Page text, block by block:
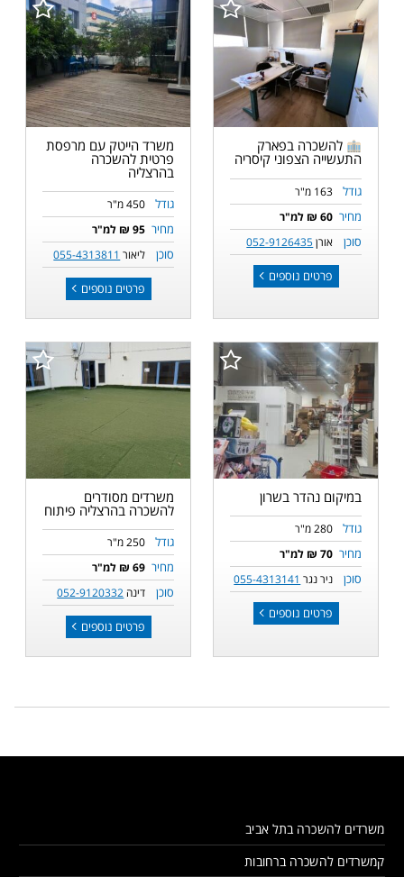
להשכרה בפארק
התעשייה הצפוני קיסריה
גודל 163 מ"ר
מחיר 60 ₪ למ"ר
סוכן אורן052-9126435
פרטים נוספים
משרד הייטק עם מרפסת
פרטית להשכרה
בהרצליה
גודל 450 מ"ר
מחיר 95 ₪ למ"ר
סוכן ליאור 055-4313811
פרטים נוספים
במיקום נהדר בשרון
גודל 280 מ"ר
מחיר 70 ₪ למ"ר
סוכן ניר נגר 055-4313141
פרטים נוספים
משרדים מסודרים
להשכרה בהרצליה פיתוח
גודל 250 מ"ר
מחיר 69 ₪ למ"ר
סוכן דינה 052-9120332
פרטים נוספים
משרדים להשכרה בתל אביב
קמשרדים להשכרה ברחובות